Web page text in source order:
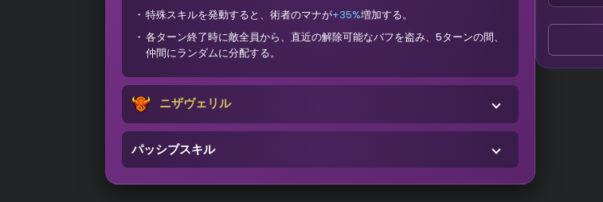
特殊スキルを発動すると、術者のマナが+35%増加する。
各ターン終了時に敵全員から、直近の解除可能なバフを盗み、5ターンの間、
仲間にランダムに分配する。
ニザヴェリル
パッシブスキル